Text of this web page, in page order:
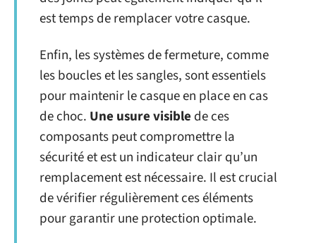
est temps de remplacer votre casque.
Enfin, les systèmes de fermeture, comme
les boucles et les sangles, sont essentiels
pour maintenir le casque en place en cas
de choc. Une usure visible de ces
composants peut compromettre la
sécurité et est un indicateur clair qu’un
remplacement est nécessaire. Il est crucial
de vérifier régulièrement ces éléments
pour garantir une protection optimale.